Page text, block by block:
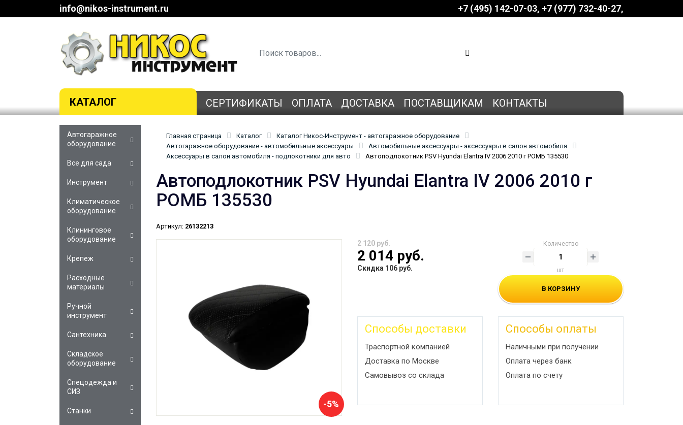
info@nikos-instrument.ru +7 (495) 142-07-03 ‎‎+7 (977) 732-40-27
КАТАЛОГ СЕРТИФИКАТЫ ОПЛАТА ДОСТАВКА ПОСТАВЩИКАМ КОНТАКТЫ
Главная страница Каталог
Каталог Никос-Инструмент - автогаражное оборудование
Автогаражное оборудование - автомобильные аксессуары
Автомобильные аксессуары - аксессуары в салон автомобиля
Аксессуары в салон автомобиля - подлокотники для авто
Автоподлокотник PSV Hyundai Elantra IV 2006 2010 г РОМБ 135530
Автоподлокотник PSV Hyundai Elantra IV 2006 2010 г
РОМБ 135530
Артикул: 26132213
-5%
2 120 руб.
2 014 руб.
Скидка 106 руб.
Количество
шт
В КОРЗИНУ
Способы доставки
Траспортной компанией
Доставка по Москве
Самовывоз со склада
Способы оплаты
Наличными при получении
Оплата через банк
Оплата по счету
Автогаражное
оборудование
Все для сада
Инструмент
Климатическое
оборудование
Клининговое
оборудование
Крепеж
Расходные
материалы
Ручной
инструмент
Сантехника
Складское
оборудование
Спецодежда и
СИЗ
Станки